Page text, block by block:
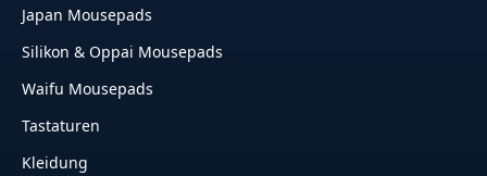
Japan Mousepads
Silikon & Oppai Mousepads
Waifu Mousepads
Tastaturen
Kleidung